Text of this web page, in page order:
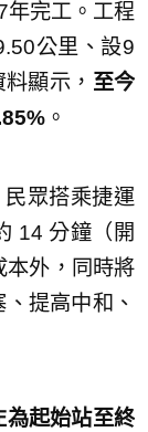
年完工。工程
公里、設9
顯示， 至今
。
眾搭乘捷運
14 分鐘（開
本外，同時將
提高中和、
為起始站至終